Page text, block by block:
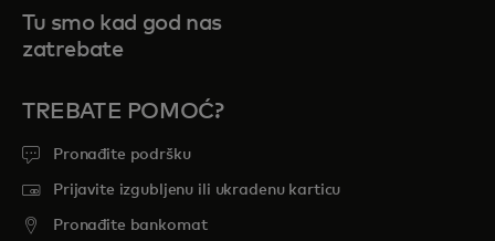
Tu smo kad god nas
zatrebate
TREBATE POMOĆ?
Pronađite podršku
Prijavite izgubljenu ili ukradenu karticu
Pronađite bankomat